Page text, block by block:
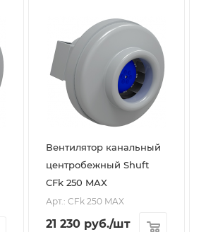
Вентилятор канальный
центробежный Shuft
CFk 250 MAX
Арт.: CFk 250 MAX
21 230 руб./шт